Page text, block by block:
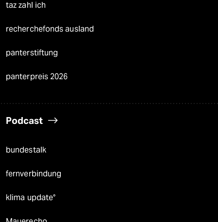
taz zahl ich
recherchefonds ausland
panterstiftung
panterpreis 2026
Podcast
bundestalk
fernverbindung
klima update°